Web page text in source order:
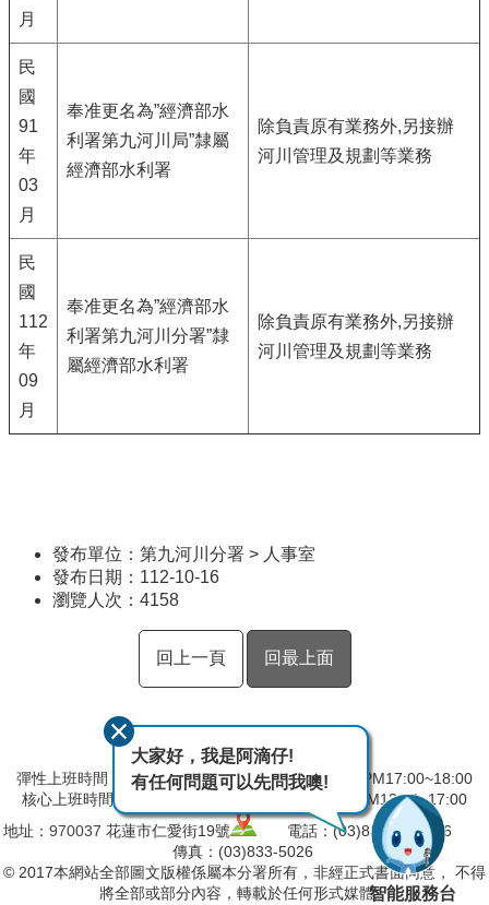
月
民
國
91
年
03
月
奉准更名為”經濟部水
利署第九河川局”隸屬
經濟部水利署
除負責原有業務外,另接辦
河川管理及規劃等業務
民
國
112
年
09
月
奉准更名為”經濟部水
利署第九河川分署”隸
屬經濟部水利署
除負責原有業務外,另接辦
河川管理及規劃等業務
發布單位：第九河川分署 > 人事室
發布日期：112-10-16
瀏覽人次： 4158
回上一頁 回最上面
彈性上班時間：AM8:00~09:00 彈性下班時間：PM17:00~18:00
核心上班時間：星期一 ~ 星期五 AM09:00~12:30 PM13:30~17:00
地址： 970037 花蓮市仁愛街19號
電話：(03)832-5103～6
傳真：(03)833-5026
© 2017本網站全部圖文版權係屬本分署所有，非經正式書面同意， 不得
將全部或部分內容，轉載於任何形式媒體。
大家好，我是阿滴仔!
有任何問題可以先問我噢!
智能服務台